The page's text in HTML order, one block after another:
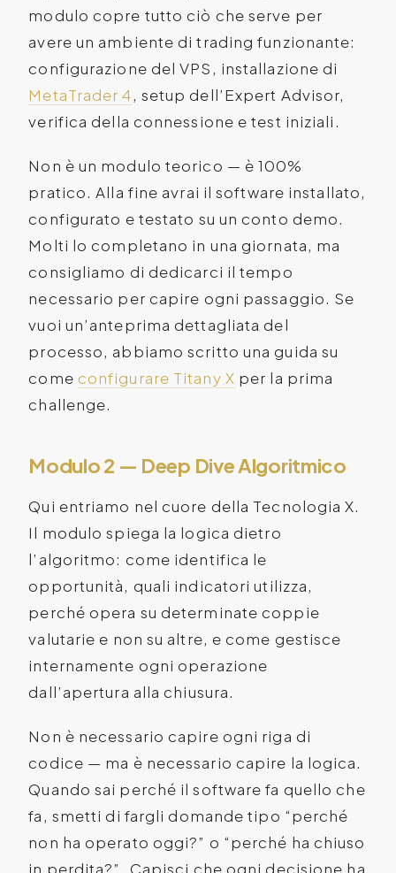
modulo copre tutto ciò che serve per
avere un ambiente di trading funzionante:
configurazione del VPS, installazione di
MetaTrader 4, setup dell’Expert Advisor,
verifica della connessione e test iniziali.
Non è un modulo teorico — è 100%
pratico. Alla fine avrai il software installato,
configurato e testato su un conto demo.
Molti lo completano in una giornata, ma
consigliamo di dedicarci il tempo
necessario per capire ogni passaggio. Se
vuoi un’anteprima dettagliata del
processo, abbiamo scritto una guida su
come configurare Titany X per la prima
challenge.
Modulo 2 — Deep Dive Algoritmico
Qui entriamo nel cuore della Tecnologia X.
Il modulo spiega la logica dietro
l’algoritmo: come identifica le
opportunità, quali indicatori utilizza,
perché opera su determinate coppie
valutarie e non su altre, e come gestisce
internamente ogni operazione
dall’apertura alla chiusura.
Non è necessario capire ogni riga di
codice — ma è necessario capire la logica.
Quando sai perché il software fa quello che
fa, smetti di fargli domande tipo “perché
non ha operato oggi?” o “perché ha chiuso
in perdita?”. Capisci che ogni decisione ha